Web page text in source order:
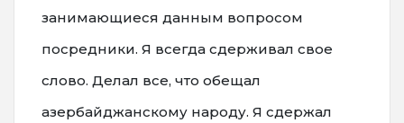
занимающиеся данным вопросом
посредники. Я всегда сдерживал свое
слово. Делал все, что обещал
азербайджанскому народу. Я сдержал